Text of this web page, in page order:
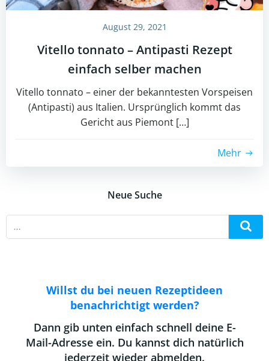
August 29, 2021
Vitello tonnato – Antipasti Rezept
einfach selber machen
Vitello tonnato – einer der bekanntesten Vorspeisen
(Antipasti) aus Italien. Ursprünglich kommt das
Gericht aus Piemont […]
Mehr
Neue Suche
Willst du bei neuen Rezeptideen
benachrichtigt werden?
Dann gib unten einfach schnell deine E-
Mail-Adresse ein. Du kannst dich natürlich
jederzeit wieder abmelden.